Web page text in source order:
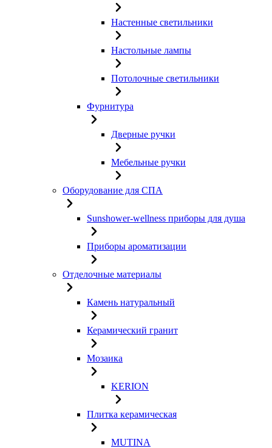
Настенные светильники
Настольные лампы
Потолочные светильники
Фурнитура
Дверные ручки
Мебельные ручки
Оборудование для СПА
Sunshower-wellness приборы для душа
Приборы ароматизации
Отделочные материалы
Камень натуральный
Керамический гранит
Мозаика
KERION
Плитка керамическая
MUTINA